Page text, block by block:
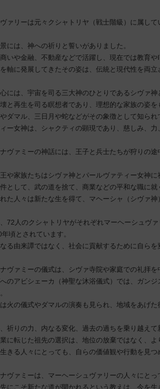
ァリーは元々クシャトリヤ（戦士階級）に属し
には、神への祈りと誓いがありました。
いや金融、不動産などで活躍し、現在では教育や
軸に発展してきたその姿は、伝統と現代性を両立
には、宇宙を司る三大神のひとりであるシヴァ
と再生を司る瞑想者であり、理想的な家族の姿を
ダマル、三日月や蛇などがその象徴として知られ
ー女神は、シャクティの顕現であり、慈しみ、力
ヴァミーの神話には、王子と兵士たちが狩りの
や家族たちはシヴァ神とパールヴァティー女神
として、武の道を捨て、商業などの平和な職に就
た人々は新たな生を得て、マヘーシャ（シヴァ
72人のクシャトリヤがそれぞれマーヘーシュヴ
頃とされています。
る由来譚ではなく、社会に貢献するために自ら
ヴァミーの儀式は、シヴァ寺院や家庭での礼拝を
のアビシェーカ（神聖な沐浴儀式）では、ガン
火の儀式やダマルの演奏も見られ、地域をあげた
祈りの力、内なる変化、過去の過ちを乗り越えて
に転じた祖先の選択は、地位の放棄ではなく、
きる人々にとっても、自らの価値観や行動を見つ
ヴァミーは、マーヘーシュヴァリーの人々にとっ
にこそ新たな道が開かれるという教えは、今を